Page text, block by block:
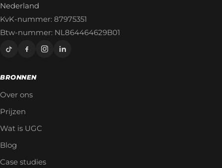
Nederland
KvK-nummer: 87975351
Btw-nummer: NL864464629B01
BRONNEN
Over ons
Prijzen
Wat is UGC
Blog
Case studies